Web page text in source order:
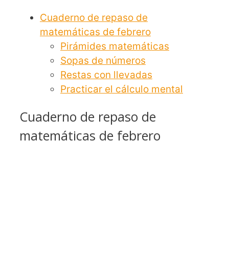
Cuaderno de repaso de
matemáticas de febrero
Pirámides matemáticas
Sopas de números
Restas con llevadas
Practicar el cálculo mental
Cuaderno de repaso de
matemáticas de febrero